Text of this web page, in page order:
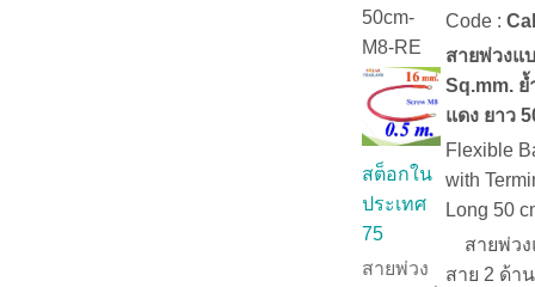
50cm-
M8-RE
สต็อกใน
ประเทศ
75
สายพ่วง
Code :
สายพ่วงแ
Sq.mm.
แดง ยาว
Flexible
with
Long 50
สายพ่วง
สาย 2 ด้า